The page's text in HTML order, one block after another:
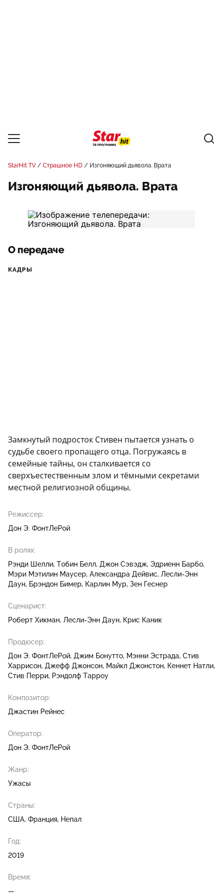
StarHit TV Страшное HD Изгоняющий дьявола. Врата
Изгоняющий дьявола. Врата
О передаче
КАДРЫ
Замкнутый подросток Стивен пытается узнать о
судьбе своего пропащего отца. Погружаясь в
семейные тайны, он сталкивается со
сверхъестественным злом и тёмными секретами
местной религиозной общины.
Режиссер:
Дон Э. ФонтЛеРой
В ролях:
Рэнди Шелли Тобин Белл Джон Сэвэдж Эдриенн Барбо
Мэри Мэтилин Маусер Александра Дейвис Лесли-Энн
Даун Брэндон Бимер Карлин Мур Зен Геснер
Сценарист:
Роберт Хикман Лесли-Энн Даун Крис Каник
Продюсер:
Дон Э. ФонтЛеРой Джим Бонутто Мэнни Эстрада Стив
Харрисон Джефф Джонсон Майкл Джонстон Кеннет Натли
Стив Перри Рэндолф Тарроу
Композитор:
Джастин Рейнес
Оператор:
Дон Э. ФонтЛеРой
Жанр:
Ужасы
Страны:
США, Франция, Непал
Год:
2019
Время:
—